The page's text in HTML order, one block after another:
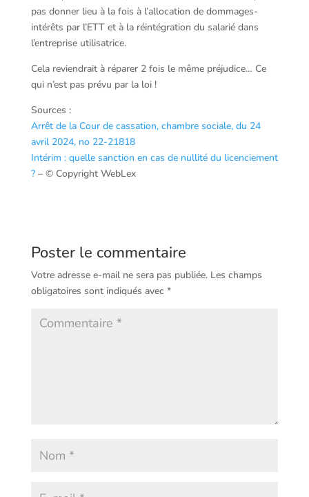
pas donner lieu à la fois à l’allocation de dommages-
intérêts par l’ETT et à la réintégration du salarié dans
l’entreprise utilisatrice.
Cela reviendrait à réparer 2 fois le même préjudice… Ce
qui n’est pas prévu par la loi !
Sources :
Arrêt de la Cour de cassation, chambre sociale, du 24
avril 2024, no 22-21818
Intérim : quelle sanction en cas de nullité du licenciement
? – © Copyright WebLex
Poster le commentaire
Votre adresse e-mail ne sera pas publiée. Les champs
obligatoires sont indiqués avec *